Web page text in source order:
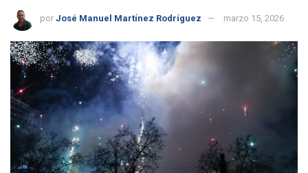
por José Manuel Martínez Rodríguez marzo 15, 2026